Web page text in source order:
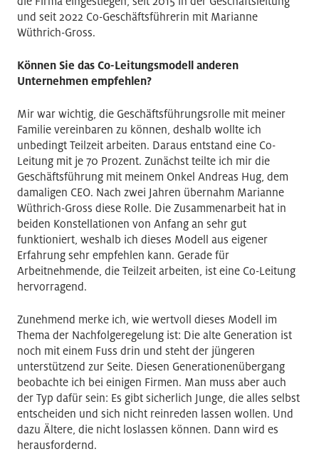
und seit 2022 Co-Geschäftsführerin mit Marianne
Wüthrich-Gross.
Können Sie das Co-Leitungsmodell anderen
Unternehmen empfehlen?
Mir war wichtig, die Geschäftsführungsrolle mit meiner
Familie vereinbaren zu können, deshalb wollte ich
unbedingt Teilzeit arbeiten. Daraus entstand eine Co-
Leitung mit je 70 Prozent. Zunächst teilte ich mir die
Geschäftsführung mit meinem Onkel Andreas Hug, dem
damaligen CEO. Nach zwei Jahren übernahm Marianne
Wüthrich-Gross diese Rolle. Die Zusammenarbeit hat in
beiden Konstellationen von Anfang an sehr gut
funktioniert, weshalb ich dieses Modell aus eigener
Erfahrung sehr empfehlen kann. Gerade für
Arbeitnehmende, die Teilzeit arbeiten, ist eine Co-Leitung
hervorragend.
Zunehmend merke ich, wie wertvoll dieses Modell im
Thema der Nachfolgeregelung ist: Die alte Generation ist
noch mit einem Fuss drin und steht der jüngeren
unterstützend zur Seite. Diesen Generationenübergang
beobachte ich bei einigen Firmen. Man muss aber auch
der Typ dafür sein: Es gibt sicherlich Junge, die alles selbst
entscheiden und sich nicht reinreden lassen wollen. Und
dazu Ältere, die nicht loslassen können. Dann wird es
herausfordernd.